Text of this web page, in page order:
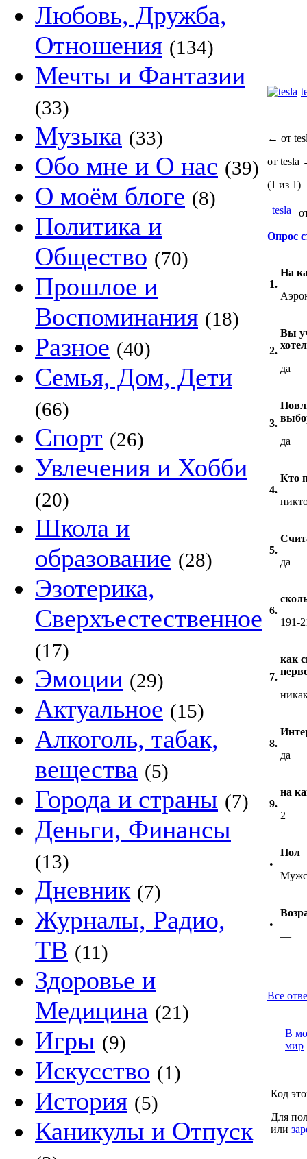
Любовь, Дружба,
Отношения (134)
Мечты и Фантазии
(33)
Музыка (33)
Обо мне и О нас (39)
О моём блоге (8)
Политика и
Общество (70)
Прошлое и
Воспоминания (18)
Разное (40)
Семья, Дом, Дети
(66)
Спорт (26)
Увлечения и Хобби
(20)
Школа и
образование (28)
Эзотерика,
Сверхъестественное
(17)
Эмоции (29)
Актуальное (15)
Алкоголь, табак,
вещества (5)
Города и страны (7)
Деньги, Финансы
(13)
Дневник (7)
Журналы, Радио,
ТВ (11)
Здоровье и
Медицина (21)
Игры (9)
Искусство (1)
История (5)
Каникулы и Отпуск
← от
от tesla
(1 из 1)
tesla
Опрос
1.
На
2.
Вы
да
3.
да
4.
Кто
5.
да
6.
191-
7.
как
8.
да
9.
на
2
•
Пол
•
—
Все
В
мир
Код
Для
или